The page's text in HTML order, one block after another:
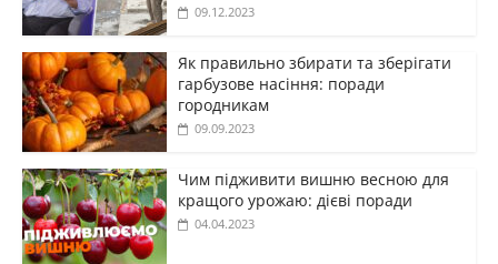
09.12.2023
Як правильно збирати та зберігати
гарбузове насіння: поради
городникам
09.09.2023
Чим підживити вишню весною для
кращого урожаю: дієві поради
04.04.2023